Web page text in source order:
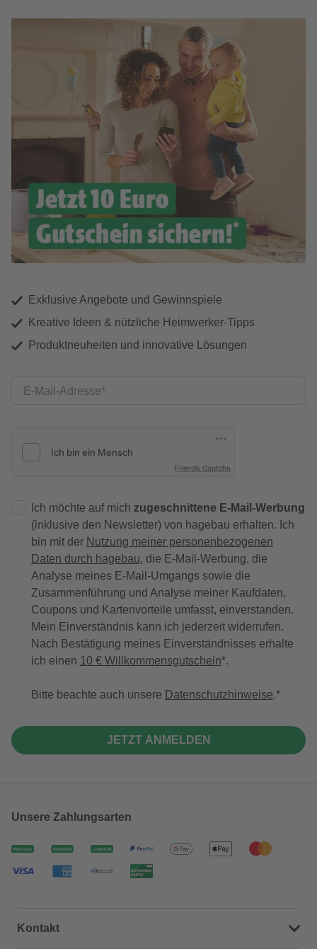
Exklusive Angebote und Gewinnspiele
Kreative Ideen & nützliche Heimwerker-Tipps
Produktneuheiten und innovative Lösungen
E-Mail-Adresse
Friendly Captcha
Ich möchte auf mich zugeschnittene E-Mail-Werbung
(inklusive den Newsletter) von hagebau erhalten. Ich
bin mit der Nutzung meiner personenbezogenen
Daten durch hagebau, die E-Mail-Werbung, die
Analyse meines E-Mail-Umgangs sowie die
Zusammenführung und Analyse meiner Kaufdaten,
Coupons und Kartenvorteile umfasst, einverstanden.
Mein Einverständnis kann ich jederzeit widerrufen.
Nach Bestätigung meines Einverständnisses erhalte
ich einen 10 € Willkommensgutschein*.
Bitte beachte auch unsere Datenschutzhinweise.
JETZT ANMELDEN
Unsere Zahlungsarten
Kontakt